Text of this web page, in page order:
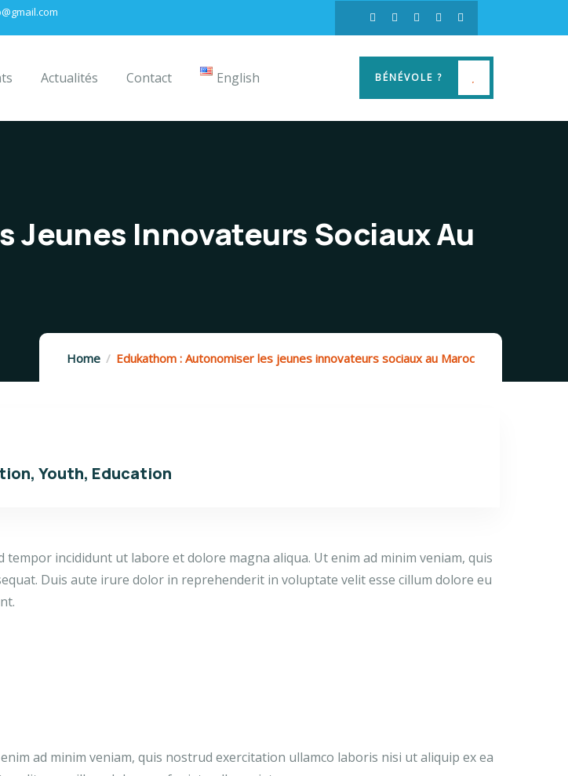
Actualités Contact English BÉNÉVOLE ?
Jeunes Innovateurs Sociaux Au
Home Edukathom : Autonomiser les jeunes innovateurs sociaux au Maroc
Youth, Education
incididunt ut labore et dolore magna aliqua. Ut enim ad minim veniam, quis
Duis aute irure dolor in reprehenderit in voluptate velit esse cillum dolore eu
ad minim veniam, quis nostrud exercitation ullamco laboris nisi ut aliquip ex ea